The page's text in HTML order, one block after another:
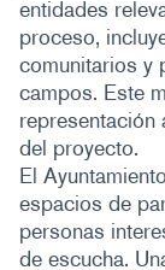
entidades
proceso,
comunitarios y
campos. Este
representación
del proyecto.
El
espacios de
personas
de escucha.